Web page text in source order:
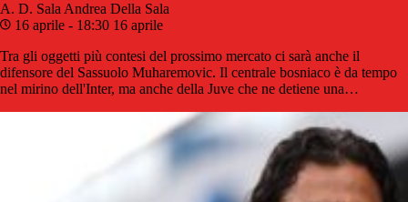
A. D. Sala Andrea Della Sala
16 aprile - 18:30 16 aprile
Tra gli oggetti più contesi del prossimo mercato ci sarà anche il
difensore del Sassuolo Muharemovic. Il centrale bosniaco è da tempo
nel mirino dell'Inter, ma anche della Juve che ne detiene una…